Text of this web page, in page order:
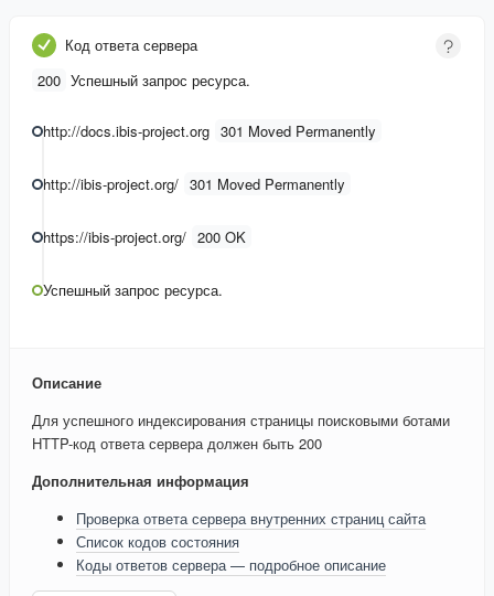
Код ответа сервера
200 Успешный запрос ресурса.
http://docs.ibis-project.org 301 Moved Permanently
http://ibis-project.org/ 301 Moved Permanently
https://ibis-project.org/ 200 OK
Успешный запрос ресурса.
Описание
Для успешного индексирования страницы поисковыми ботами
HTTP-код ответа сервера должен быть 200
Дополнительная информация
Проверка ответа сервера внутренних страниц сайта
Список кодов состояния
Коды ответов сервера — подробное описание